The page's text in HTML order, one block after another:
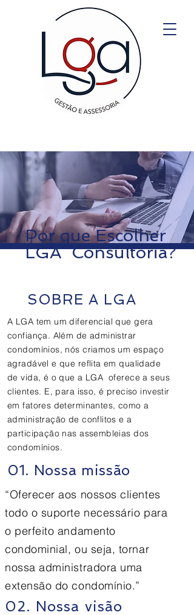
Por que Escolher
LGA Consultoria?
SOBRE A LGA
A LGA tem um diferencial que gera
confiança. Além de administrar
condomínios, nós criamos um espaço
agradável e que reflita em qualidade
de vida, é o que a LGA oferece a seus
clientes. E, para isso, é preciso investir
em fatores determinantes, como a
administração de conflitos e a
participação nas assembleias dos
condomínios.
01. Nossa missão
“Oferecer aos nossos clientes
todo o suporte necessário para
o perfeito andamento
condominial, ou seja, tornar
nossa administradora uma
extensão do condomínio.”
02. Nossa visão